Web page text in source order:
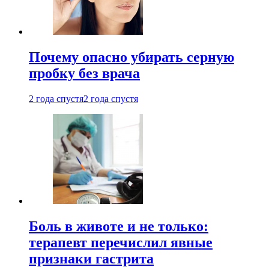
Почему опасно убирать серную
пробку без врача
2 года спустя2 года спустя
Боль в животе и не только:
терапевт перечислил явные
признаки гастрита